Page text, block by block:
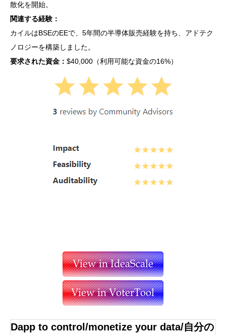
散化を開始。
関連する経験：
カイルはBSEのEEで、5年間の半導体販売経験を持ち、アドテク
ノロジーを構築しました。
要求された資金： $40,000（利用可能な資金の16%）
Dapp to control/monetize your data/自分の